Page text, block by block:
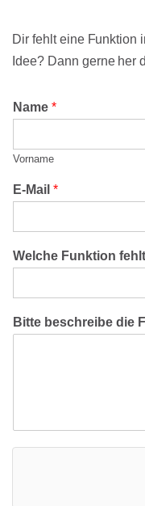
Dir fehlt eine Funktion
Idee? Dann gerne her
Name *
Vorname
E-Mail *
Welche Funktion
Bitte beschreibe die